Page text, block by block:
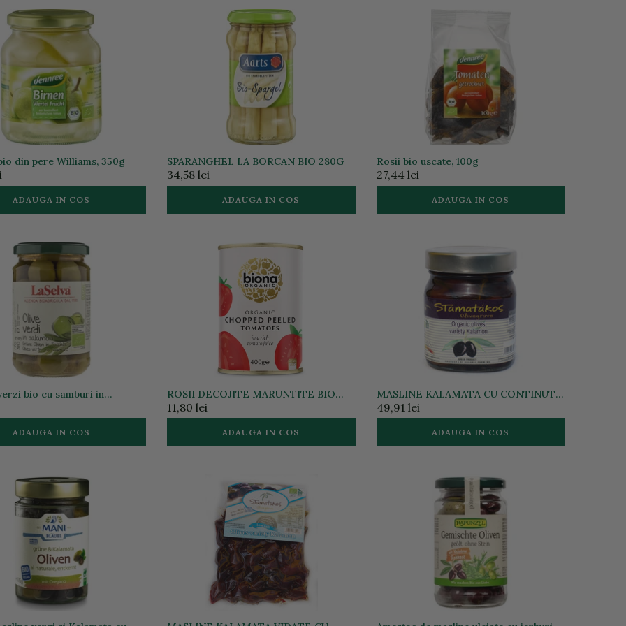
din pere Williams, 350g
ADAUGA IN COS
SPARANGHEL LA BORCAN BIO 280G
34,58 lei
ADAUGA IN COS
Rosii bio uscate, 100g
27,44 lei
ADAUGA IN COS
bio cu samburi in
310g
ADAUGA IN COS
ROSII DECOJITE MARUNTITE BIO
400G
11,80 lei
ADAUGA IN COS
MASLINE KALAMATA CU CONTINUT
REDUS DE SARE BIO 290G
49,91 lei
ADAUGA IN COS